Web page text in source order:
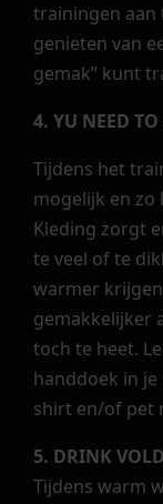
trainingen aan
genieten van
gemak” kunt
4. YU NEED TO
Tijdens het
mogelijk en
Kleding zorgt
te veel of te
warmer
gemakkelijker
toch te heet.
handdoek in
shirt en/of pet
5. DRINK
Tijdens warm